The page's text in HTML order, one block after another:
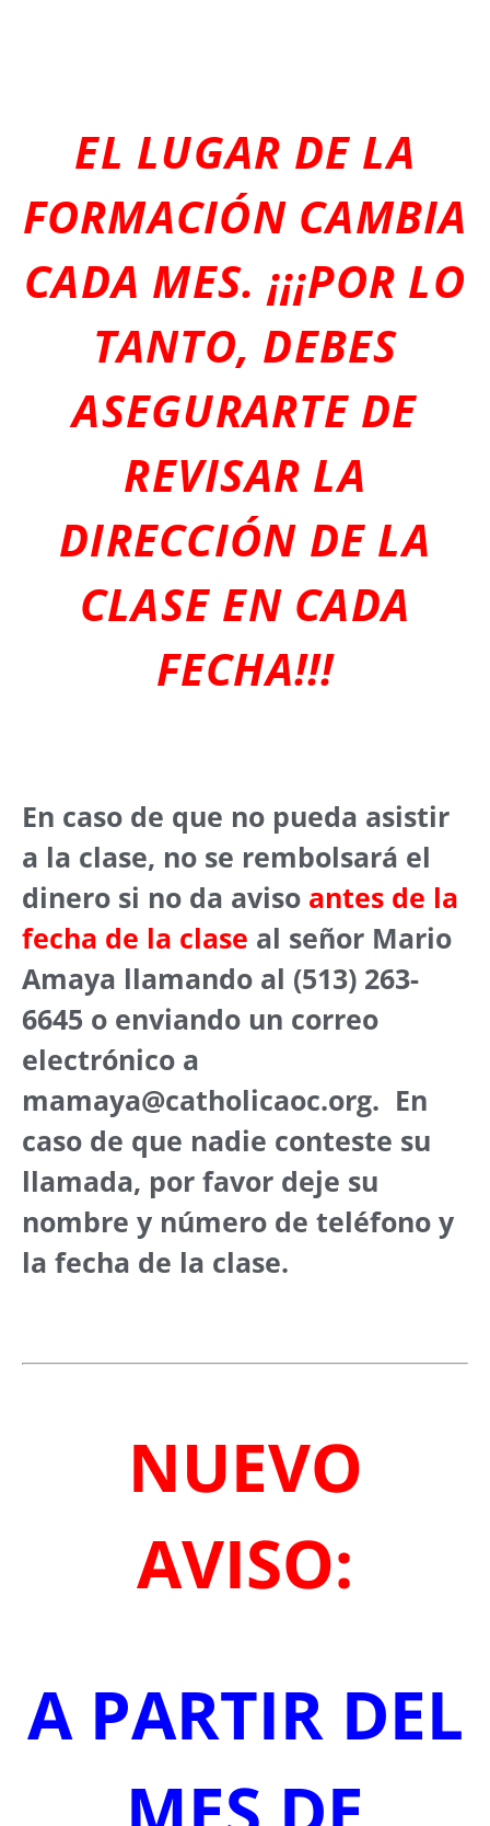
EL LUGAR DE LA
FORMACIÓN CAMBIA
CADA MES. ¡¡¡POR LO
TANTO, DEBES
ASEGURARTE DE
REVISAR LA
DIRECCIÓN DE LA
CLASE EN CADA
FECHA!!!
En caso de que no pueda asistir
a la clase, no se rembolsará el
dinero si no da aviso antes de la
fecha de la clase al señor Mario
Amaya llamando al (513) 263-
6645 o enviando un correo
electrónico a
mamaya@catholicaoc.org. En
caso de que nadie conteste su
llamada, por favor deje su
nombre y número de teléfono y
la fecha de la clase.
NUEVO
AVISO:
A PARTIR DEL